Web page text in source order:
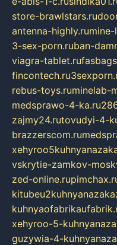
store-brawlstars.ru
antenna-highly.ru
3-sex-porn.ruban-
viagra-tablet.ru
fincontech.ru
rebus-toys.ruminelab-
medsprawo-4-ka.ru
zajmy24.rutovudyi-4-
brazzerscom.ru
vskrytie-zamkov-
zed-online.ru
xehyroo-5-
guzywia-4-